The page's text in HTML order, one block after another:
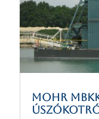
MOHR